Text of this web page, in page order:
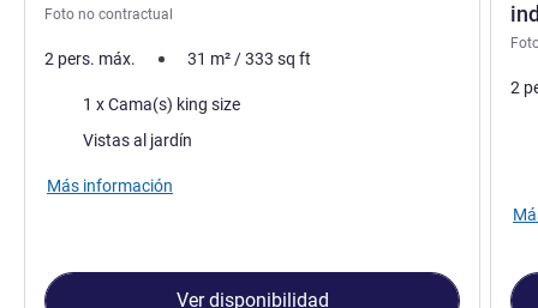
Foto no contractual
2 pers. máx. 31 m²/333 sq ft
Ropa de cama
1 x Cama(s) king size
Views :Vistas al jardín
Más información
Ver disponibilidad
2